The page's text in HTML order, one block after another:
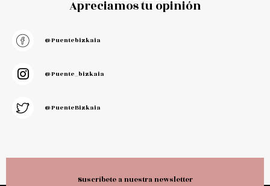
Apreciamos tu opinión
@puentebizkaia
@puente_bizkaia
@PuenteBizkaia
Suscríbete a nuestra newsletter